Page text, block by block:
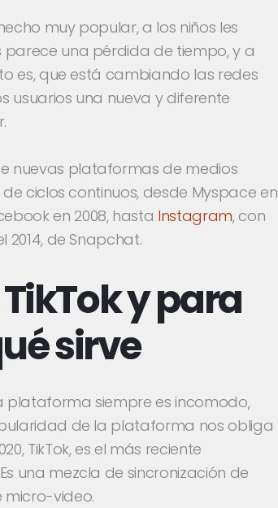
muy popular, a los niños les
parece una pérdida de tiempo, y a
es, que está cambiando las redes
usuarios una nueva y diferente
nuevas plataformas de medios
ciclos continuos, desde Myspace en
en 2008, hasta Instagram, con
2014, de Snapchat.
y para
sirve
plataforma siempre es incomodo,
de la plataforma nos obliga
TikTok, es el más reciente
una mezcla de sincronización de
micro-video.